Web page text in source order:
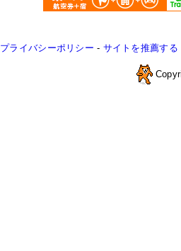
プライバシーポリシー - サイトを推薦する